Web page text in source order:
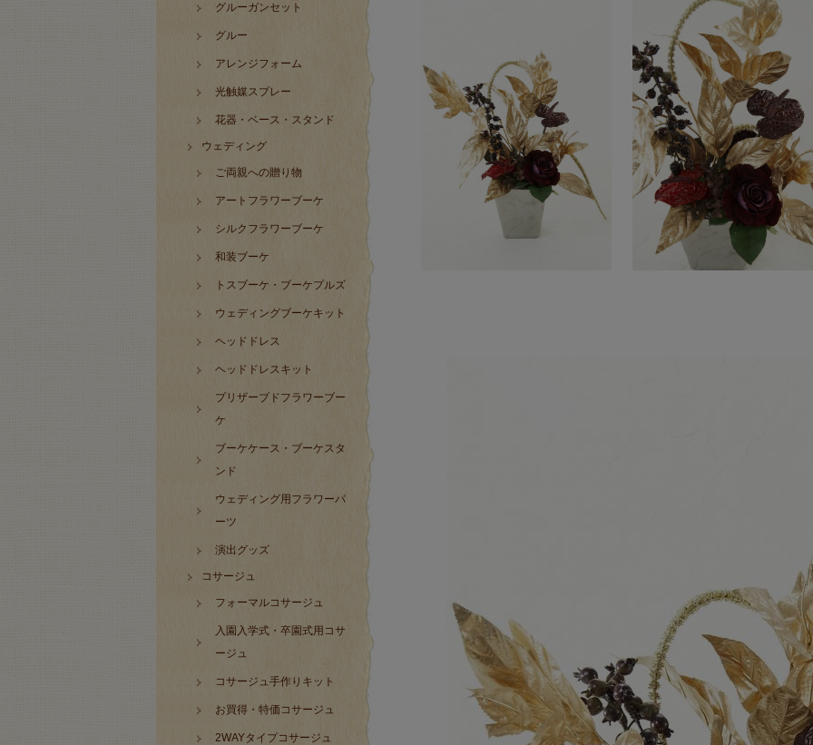
グルーガンセット
グルー
アレンジフォーム
光触媒スプレー
花器・ベース・スタンド
ウェディング
ご両親への贈り物
アートフラワーブーケ
シルクフラワーブーケ
和装ブーケ
トスブーケ・ブーケプルズ
ウェディングブーケキット
ヘッドドレス
ヘッドドレスキット
プリザーブドフラワーブー
ケ
ブーケケース・ブーケスタ
ンド
ウェディング用フラワーパ
ーツ
演出グッズ
コサージュ
フォーマルコサージュ
入園入学式・卒園式用コサ
ージュ
コサージュ手作りキット
お買得・特価コサージュ
2WAYタイプコサージュ